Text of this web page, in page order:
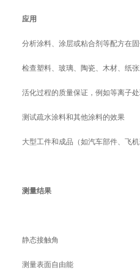
应用
分析涂料、涂层或粘合剂等配方在
检查塑料、玻璃、陶瓷、木材、纸
活化过程的质量保证，例如等离子
测试疏水涂料和其他涂料的效果
大型工件和成品（如汽车部件、飞
测量结果
静态接触角
测量表面自由能